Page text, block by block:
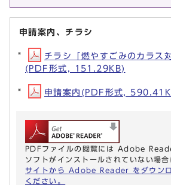
申請案内、チラシ
チラシ「燃やすごみのカラス
(PDF形式, 151.29KB)
申請案内(PDF形式,
PDFファイルの閲覧には Adobe
ソフトがインストールされていない場合
サイトから Adobe Reader をダウン
ください。